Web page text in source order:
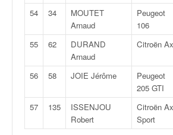
54 34
MOUTET
Arnaud
Peugeot
106
55 62
DURAND
Arnaud
Citroën Ax
56 58 JOIE Jérôme
Peugeot
205 GTI
57 135
ISSENJOU
Robert
Citroën Ax
Sport